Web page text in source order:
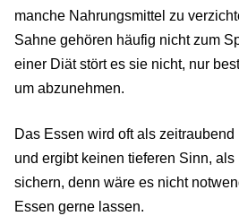
manche Nahrungsmittel zu
Sahne gehören häufig nicht zum
einer Diät stört es sie nicht, nur
um abzunehmen.
Das Essen wird oft als
und ergibt keinen tieferen Sinn,
sichern, denn wäre es nicht
Essen gerne lassen.